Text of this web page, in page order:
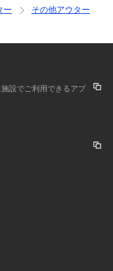
ー
その他アウター
設でご利用できるアプ